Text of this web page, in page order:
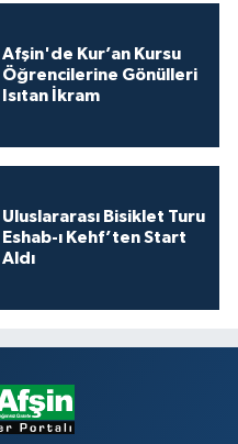
Afşin'de Kur’an Kursu
Öğrencilerine Gönülleri
Isıtan İkram
Uluslararası Bisiklet Turu
Eshab-ı Kehf’ten Start
Aldı